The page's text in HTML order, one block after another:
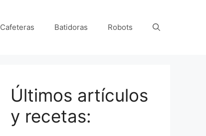
Cafeteras Batidoras Robots
Últimos artículos
y recetas: